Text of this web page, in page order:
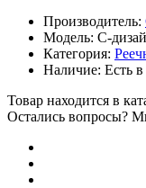
Производитель:
Модель: C-
Категория:
Наличие: Есть
Товар находится в
Остались вопросы?